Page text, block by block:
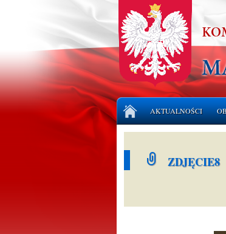
doAKTUALNOŚCI
ZDJĘCIE8